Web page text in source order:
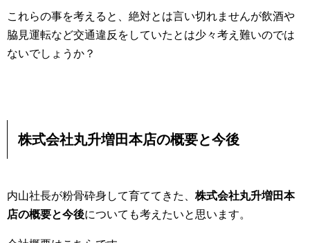
これらの事を考えると、絶対とは言い切れませんが飲酒や
脇見運転など交通違反をしていたとは少々考え難いのでは
ないでしょうか？
株式会社丸升増田本店の概要と今後
内山社長が粉骨砕身して育ててきた、 株式会社丸升増田本
店の概要と今後についても考えたいと思います。